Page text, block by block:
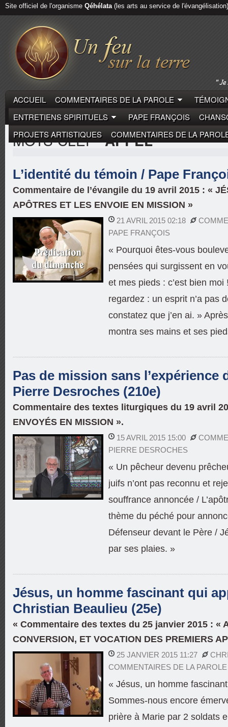
Site officiel de l'organisme Qéhélata(les arts au service de l'évangélisation)
ACCUEIL COMMENTAIRES DE LA PAROLE
ENTRETIENS SPIRITUELS
PAPE FRANÇOIS
PROJETS ARTISTIQUES
COMMENTAIRES DE LA
MOTS-CLEF"APPEL"
L’identité du témoin / Pape
Commentaire de l’évangile du 19 avril 2015 : «
APÔTRES ET LES ENVOIE EN MISSION »
21 AVRIL 2015 02:18
PAPE FRANÇOIS
« Pourquoi êtes-vous
pensées qui surgissent en
et mes pieds : c’est bien moi
regardez : un esprit n’a pas
constatez que j’en ai. »
montra ses mains et ses
Pas de mission sans l’expérience
Pierre Desroches (210e)
Commentaire des textes liturgiques du 19 avril
ENVOYÉS EN MISSION ».
15 AVRIL 2015 15:00
PIERRE DESROCHES
« Un pêcheur devenu
juifs n’ont pas reconnu et
souffrance annoncée /
thème du péché pour
Défenseur devant le Père /
par ses plaies. »
Jésus, un homme fascinant qui
Christian Beaulieu (25e)
« Commentaire des textes du 25 janvier 2015 : «
CONVERSION, ET VOCATION DES PREMIERS
25 JANVIER 2015 11:27
COMMENTAIRES DE LA PAROLE
« Jésus, un homme
Sommes-nous encore
prière à Marie par 2 soldats